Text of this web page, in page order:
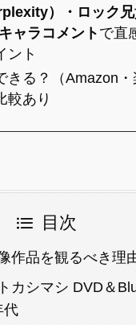
）・ロック兄
ャラコメント で直
ント
きる？（Amazon
較あり
目次
作品を観るべき理
カシマシ DVD＆
代